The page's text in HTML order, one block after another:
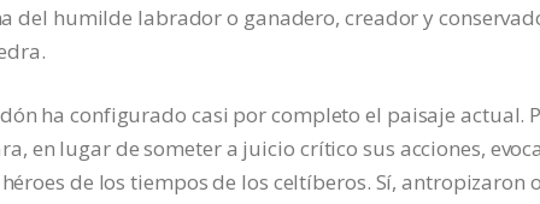
del humilde labrador o ganadero, creador y
ha configurado casi por completo el paisaje actual.
en lugar de someter a juicio crítico sus acciones,
de los tiempos de los celtíberos. Sí, antropizaron o